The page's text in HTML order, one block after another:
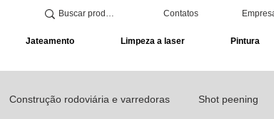
Contatos
Jateamento Limpeza a laser Pintura
Construção rodoviária e varredoras Shot peening